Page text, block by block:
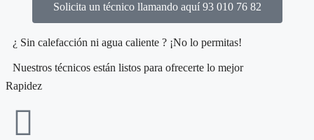
Solicita un técnico llamando aquí 93 010 76 82
¿ Sin calefacción ni agua caliente ? ¡No lo permitas!
Nuestros técnicos están listos para ofrecerte lo mejor
Rapidez